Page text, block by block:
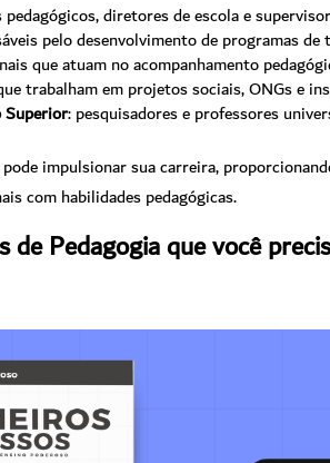
diretores de escola e
pelo desenvolvimento de programas
que atuam no acompanhamento
trabalham em projetos sociais, ONGs e
Superior: pesquisadores e professores
impulsionar sua carreira,
com habilidades pedagógicas.
de Pedagogia que você